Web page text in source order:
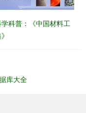
科普：《中国材料工
库大全